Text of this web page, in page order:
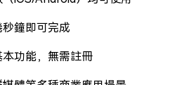
鐘即可完成
功能，無需註冊